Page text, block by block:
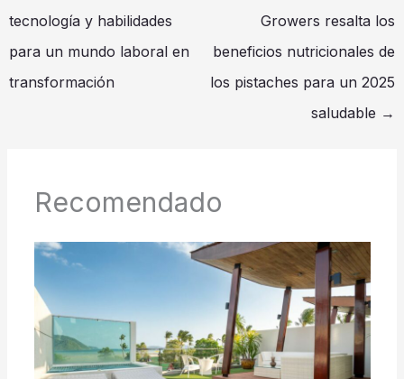
tecnología y habilidades
para un mundo laboral en
transformación
Growers resalta los
beneficios nutricionales de
los pistaches para un 2025
saludable →
Recomendado